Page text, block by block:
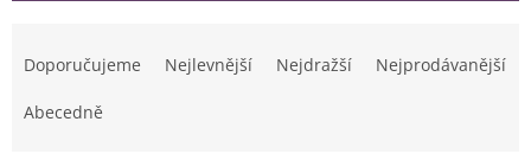
Doporučujeme Nejlevnější Nejdražší Nejprodávanější
Abecedně